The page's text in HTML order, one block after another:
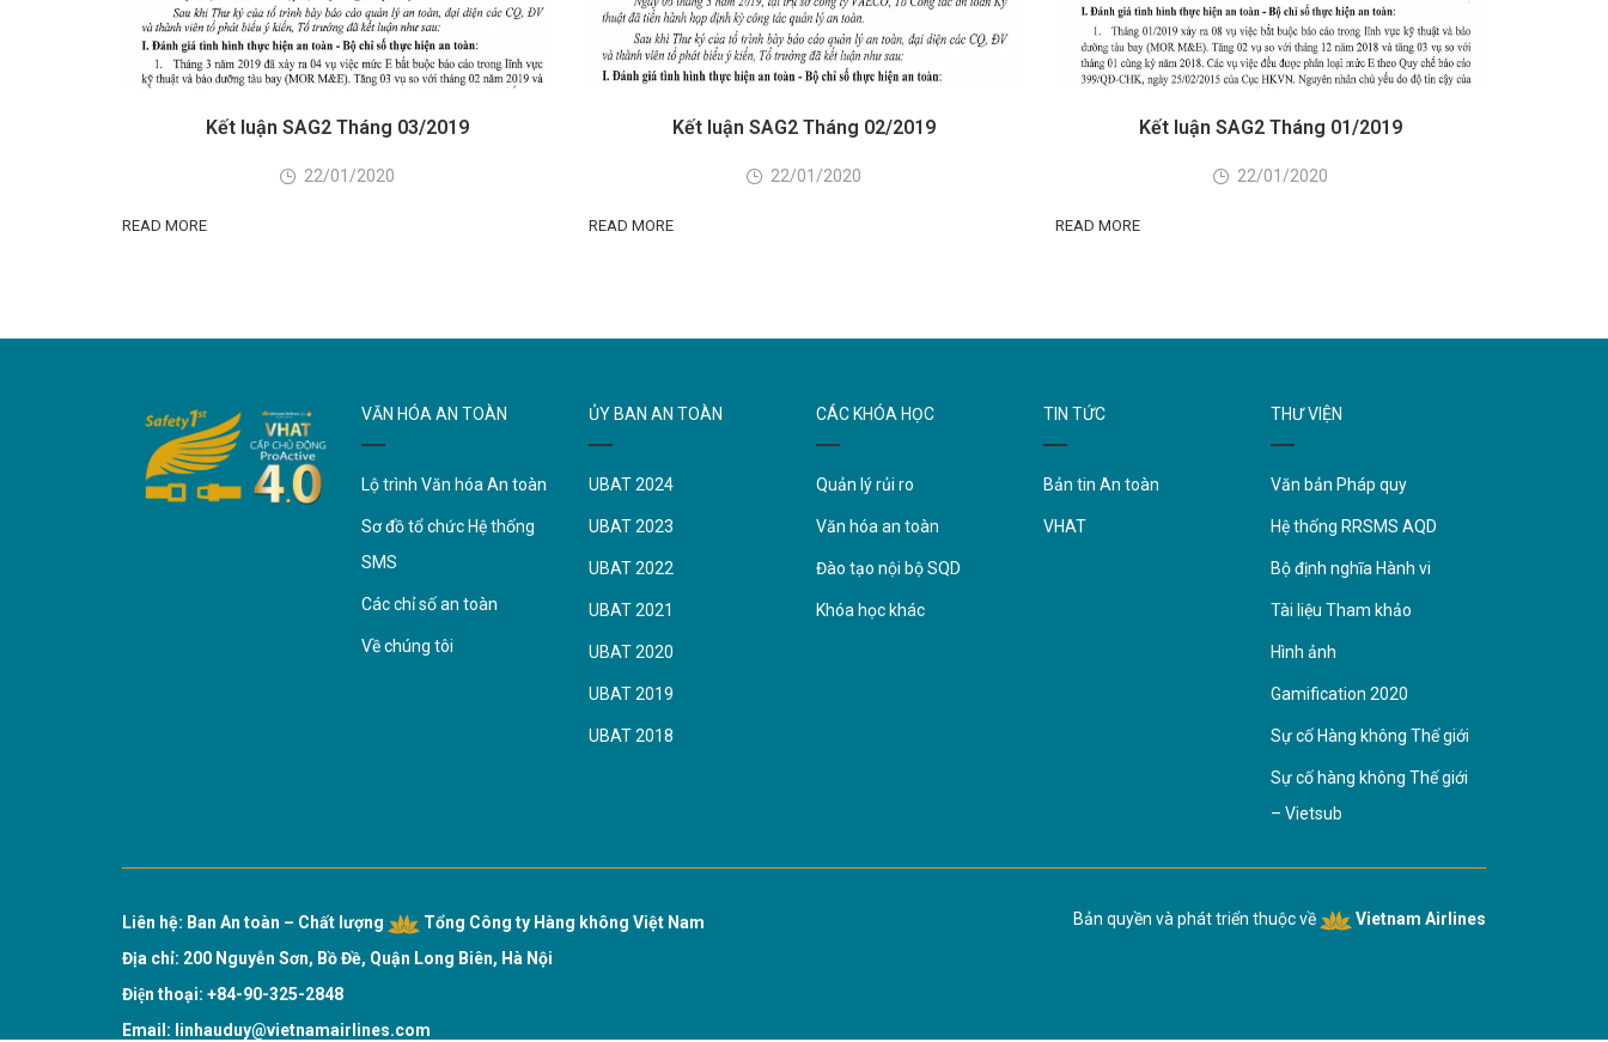
Kết luận SAG2 Tháng 03/2019
22/01/2020
READ MORE
Kết luận SAG2 Tháng 02/2019
22/01/2020
READ MORE
Kết luận SAG2 Tháng 01/2019
22/01/2020
READ MORE
VĂN HÓA AN TOÀN
Lộ trình Văn hóa An toàn
Sơ đồ tổ chức Hệ thống
SMS
Các chỉ số an toàn
Về chúng tôi
ỦY BAN AN TOÀN
UBAT 2024
UBAT 2023
UBAT 2022
UBAT 2021
UBAT 2020
UBAT 2019
UBAT 2018
CÁC KHÓA HỌC
Quản lý rủi ro
Văn hóa an toàn
Đào tạo nội bộ SQD
Khóa học khác
TIN TỨC
Bản tin An toàn
VHAT
THƯ VIỆN
Văn bản Pháp quy
Hệ thống RRSMS AQD
Bộ định nghĩa Hành vi
Tài liệu Tham khảo
Hình ảnh
Gamification 2020
Sự cố Hàng không Thế giới
Sự cố hàng không Thế giới
– Vietsub
Liên hệ: Ban An toàn – Chất lượng
Tổng Công ty Hàng không Việt Nam
Địa chỉ: 200 Nguyễn Sơn, Bồ Đề, Quận Long Biên, Hà Nội
Điện thoại: +84-90-325-2848
Email: linhauduy@vietnamairlines.com
Bản quyền và phát triển thuộc về Vietnam Airlines